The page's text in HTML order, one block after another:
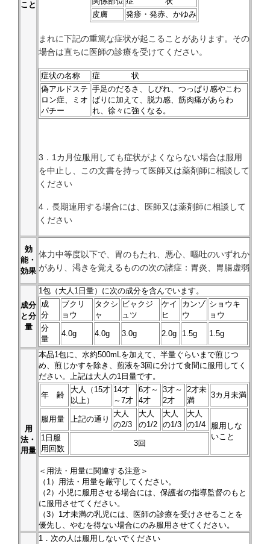
こと
皮膚
発疹・発赤、かゆみ
まれに下記の重篤な症状が起こることがあります。その
場合は直ちに医師の診療を受けてください。
症状の名称
症 状
偽アルドステ
ロン症、ミオ
パチー
手足のだるさ、しびれ、つっぱり感やこわ
ばりに加えて、脱力感、筋肉痛があらわ
れ、徐々に強くなる。
3．1カ月位服用しても症状がよくならない場合は服用
を中止し、この文書を持って医師又は薬剤師に相談して
ください
4．長期連用する場合には、医師又は薬剤師に相談して
ください
効
能・
効果
体力中等度以下で、胃のもたれ、悪心、嘔吐のいずれか
があり、渇きを覚えるものの次の諸症：胃炎、胃腸虚弱
成分
と分
量
1包（大人1日量）に次の成分を含んでいます。
成
分
ブクリ
ョウ
タクシ
ャ
ビャクジ
ュツ
ケイ
ヒ
カンゾ
ウ
ショウキ
ョウ
分
量
4.0g 4.0g 3.0g 2.0g 1.5g 1.5g
用
法・
用量
本品1包に、水約500mLを加えて、半量ぐらいまで煎じつ
め、煎じかすを除き、煎液を3回に分けて食間に服用してく
ださい。上記は大人の1日量です。
年 齢
大人（15才
以上）
14才
～7才
6才～
4才
3才～
2才
2才未
満
3カ月未満
服用量 上記の通り
大人
の2/3
大人
の1/2
大人
の1/3
大人
の1/4
服用しな
いこと
1日服
用回数
3回
＜用法・用量に関連する注意＞
（1）用法・用量を厳守してください。
（2）小児に服用させる場合には、保護者の指導監督のもと
に服用させてください。
（3）1才未満の乳児には、医師の診療を受けさせることを
優先し、やむを得ない場合にのみ服用させてください。
1．次の人は服用しないでください